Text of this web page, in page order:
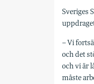
Sveriges
– Vi
och det
och vi är
måste